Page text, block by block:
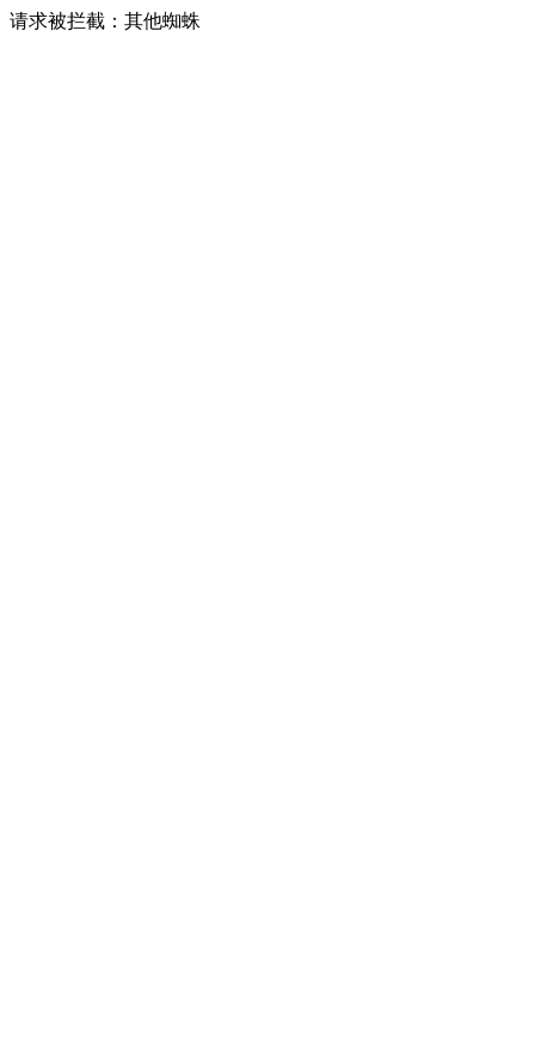
请求被拦截：其他蜘蛛